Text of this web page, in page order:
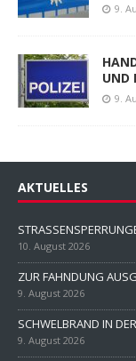
9.
UND
9.
AKTUELLES
10. August 2026
ZUR FAHNDUNG
9. August 2026
SCHWELBRAND IN
9. August 2026